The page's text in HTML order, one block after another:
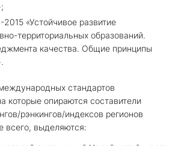
«Устойчивое развитие
территориальных образований.
качества. Общие принципы
стандартов
которые опираются составители
рэнкингов/индексов регионов
всего, выделяются: